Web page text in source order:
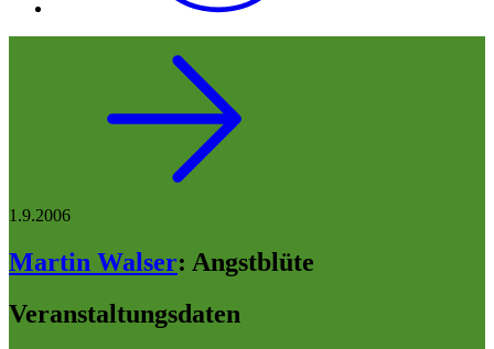
1.9.2006
Martin Walser: Angstblüte
Veranstaltungsdaten